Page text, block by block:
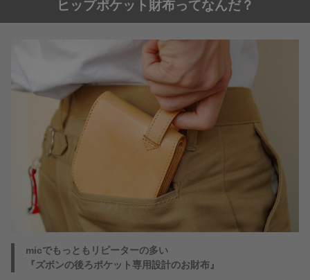
ヒップポケット財布ってなんだ？
micでもっともリピーターの多い
『ズボンの後ろポケット専用設計のお財布』